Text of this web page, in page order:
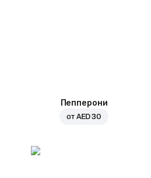
Пепперони
от AED 30